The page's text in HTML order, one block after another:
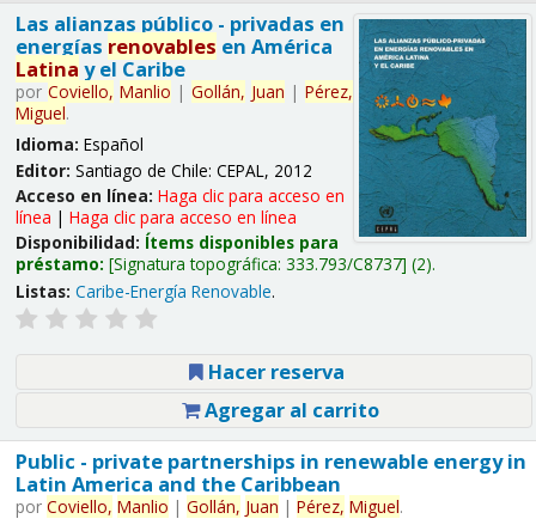
Las alianzas público - privadas en
energías renovables en América
Latina y el Caribe
por Coviello, Manlio | Gollán, Juan | Pérez,
Miguel.
Idioma: Español
Editor: Santiago de Chile: CEPAL, 2012
Acceso en línea: Haga clic para acceso en
línea | Haga clic para acceso en línea
Disponibilidad: Ítems disponibles para
préstamo: Signatura topográfica: 333.793/C8737 (2).
Listas: Caribe-Energía Renovable.
Hacer reserva
Agregar al carrito
Public - private partnerships in renewable energy in
Latin America and the Caribbean
por Coviello, Manlio | Gollán, Juan | Pérez, Miguel.